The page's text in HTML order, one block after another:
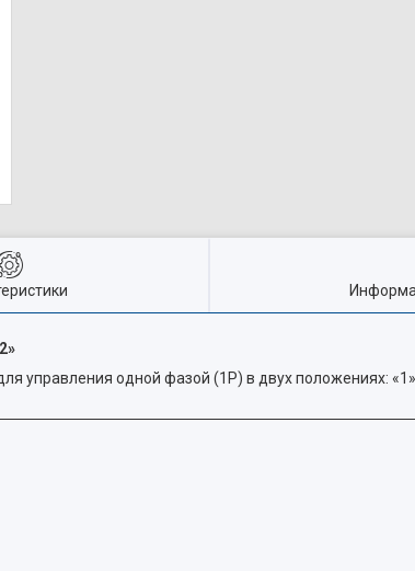
управления одной фазой (1P) в двух положениях: